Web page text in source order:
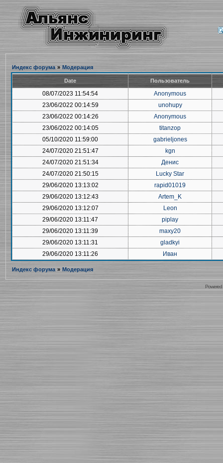
Индекс форума » Модерация
Date Пользователь
08/07/2023 11:54:54
Anonymous
23/06/2022 00:14:59
unohupy
23/06/2022 00:14:26
Anonymous
23/06/2022 00:14:05
titanzop
05/10/2020 11:59:00
gabrieljones
24/07/2020 21:51:47
kgn
24/07/2020 21:51:34
Денис
24/07/2020 21:50:15
Lucky Star
29/06/2020 13:13:02
rapid01019
29/06/2020 13:12:43
Artem_K
29/06/2020 13:12:07
Leon
29/06/2020 13:11:47
piplay
29/06/2020 13:11:39
maxy20
29/06/2020 13:11:31
gladkyi
29/06/2020 13:11:26
Иван
Индекс форума » Модерация